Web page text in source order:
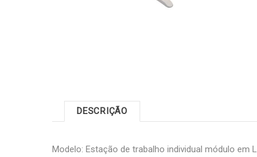
DESCRIÇÃO
Modelo: Estação de trabalho individual módulo em L